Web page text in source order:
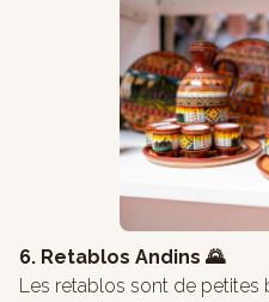
6. Retablos Andins 🌄
Les retablos sont de petites